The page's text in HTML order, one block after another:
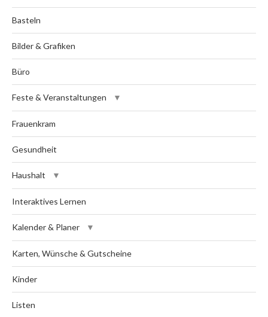
Basteln
Bilder & Grafiken
Büro
Feste & Veranstaltungen
Frauenkram
Gesundheit
Haushalt
Interaktives Lernen
Kalender & Planer
Karten, Wünsche & Gutscheine
Kinder
Listen